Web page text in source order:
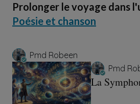
Prolonger le voyage dans
Poésie et chanson
Pmd Robeen
Pmd
La